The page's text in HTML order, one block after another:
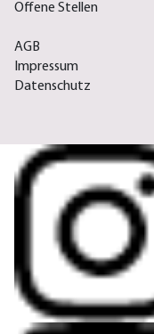
Offene Stellen
AGB
Impressum
Datenschutz